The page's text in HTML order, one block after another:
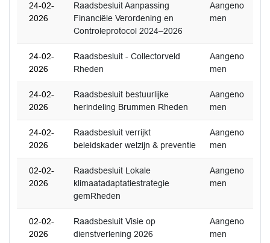
24-02-
2026
Raadsbesluit Aanpassing
Financiële Verordening en
Controleprotocol 2024–2026
Aangeno
men
24-02-
2026
Raadsbesluit - Collectorveld
Rheden
Aangeno
men
24-02-
2026
Raadsbesluit bestuurlijke
herindeling Brummen Rheden
Aangeno
men
24-02-
2026
Raadsbesluit verrijkt
beleidskader welzijn & preventie
Aangeno
men
02-02-
2026
Raadsbesluit Lokale
klimaatadaptatiestrategie
gemRheden
Aangeno
men
02-02-
2026
Raadsbesluit Visie op
dienstverlening 2026
Aangeno
men